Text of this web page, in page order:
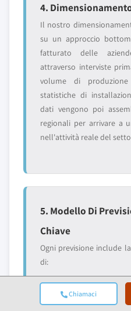
Chiamaci
4.
Il nostro
su un approccio
fatturato delle
attraverso interviste
volume di
statistiche di
dati vengono poi
regionali per arrivare a
nell'attività reale del
5. Modello Di
Chiave
Ogni previsione include
di:
✓ Principali driver di
crescita e il loro impatto